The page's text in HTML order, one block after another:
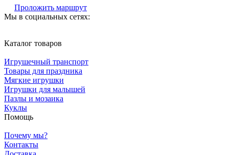
Проложить маршрут
Мы в социальных сетях:
Каталог товаров
Игрушечный транспорт
Товары для праздника
Мягкие игрушки
Игрушки для малышей
Пазлы и мозаика
Куклы
Помощь
Почему мы?
Контакты